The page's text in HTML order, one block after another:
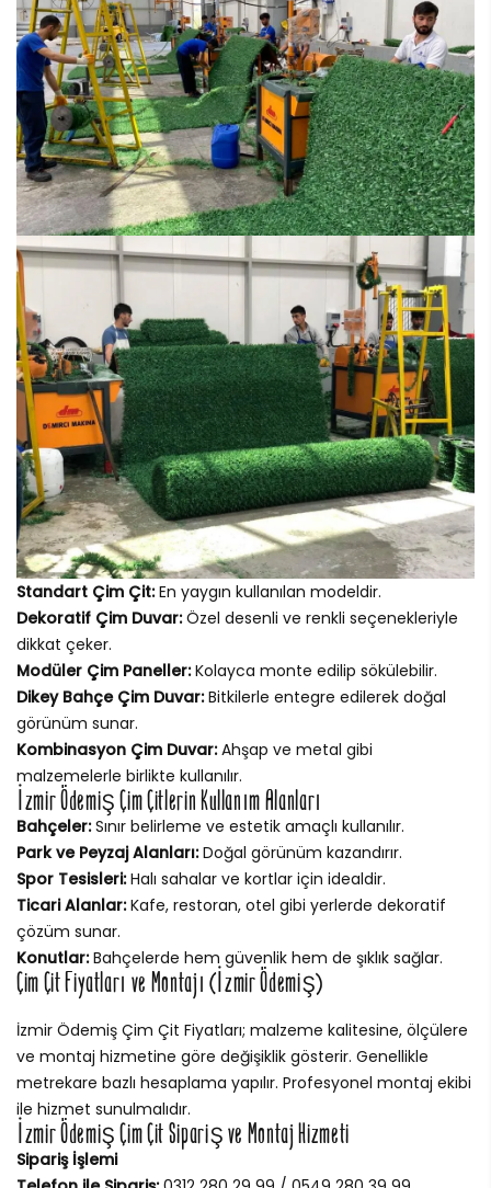
Standart Çim Çit:En yaygın kullanılan modeldir.
Dekoratif Çim Duvar:Özel desenli ve renkli seçenekleriyle
dikkat çeker.
Modüler Çim Paneller:Kolayca monte edilip sökülebilir.
Dikey Bahçe Çim Duvar:Bitkilerle entegre edilerek doğal
görünüm sunar.
Kombinasyon Çim Duvar:Ahşap ve metal gibi
malzemelerle birlikte kullanılır.
İzmir Ödemiş Çim Çitlerin Kullanım Alanları
Bahçeler:Sınır belirleme ve estetik amaçlı kullanılır.
Park ve Peyzaj Alanları:Doğal görünüm kazandırır.
Spor Tesisleri:Halı sahalar ve kortlar için idealdir.
Ticari Alanlar:Kafe, restoran, otel gibi yerlerde dekoratif
çözüm sunar.
Konutlar:Bahçelerde hem güvenlik hem de şıklık sağlar.
Çim Çit Fiyatları ve Montajı (İzmir Ödemiş)
İzmir Ödemiş Çim Çit Fiyatları; malzeme kalitesine, ölçülere
ve montaj hizmetine göre değişiklik gösterir. Genellikle
metrekare bazlı hesaplama yapılır. Profesyonel montaj ekibi
ile hizmet sunulmalıdır.
İzmir Ödemiş Çim Çit Sipariş ve Montaj Hizmeti
Sipariş İşlemi